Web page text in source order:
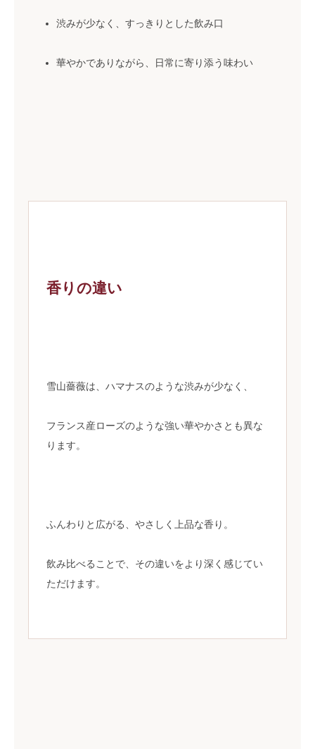
渋みが少なく、すっきりとした飲み口
華やかでありながら、日常に寄り添う味わい
香りの違い
雪山薔薇は、ハマナスのような渋みが少なく、
フランス産ローズのような強い華やかさとも異な
ります。
ふんわりと広がる、やさしく上品な香り。
飲み比べることで、その違いをより深く感じてい
ただけます。